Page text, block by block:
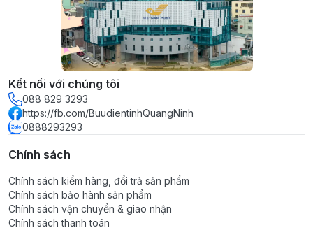
Kết nối với chúng tôi
088 829 3293
https://fb.com/BuudientinhQuangNinh
0888293293
Chính sách
Chính sách kiểm hàng, đổi trả sản phẩm
Chính sách bảo hành sản phẩm
Chính sách vận chuyển & giao nhận
Chính sách thanh toán